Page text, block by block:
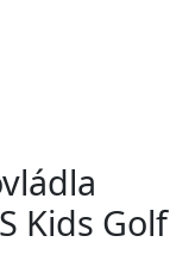
Kids Golf